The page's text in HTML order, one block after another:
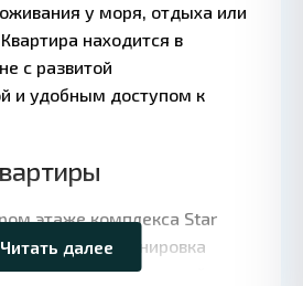
у моря, отдыха или
находится в
с развитой
и удобным доступом к
этаже комплекса Star
60 м². Планировка
гостиную с кухней,
Читать далее